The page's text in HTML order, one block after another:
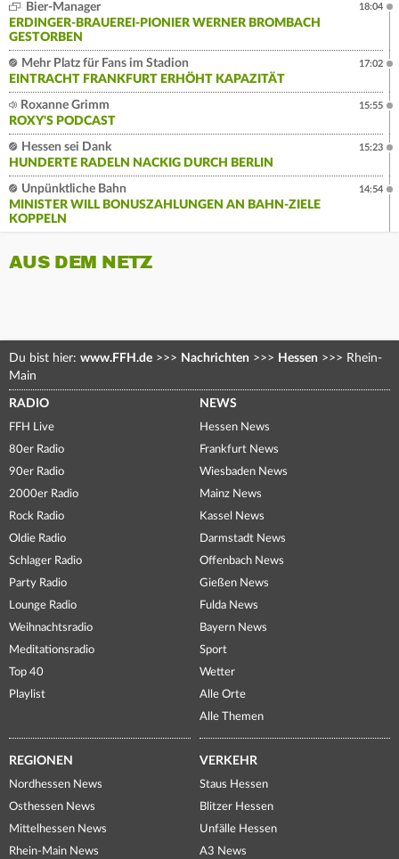
Bier-Manager
ERDINGER-BRAUEREI-PIONIER WERNER BROMBACH
GESTORBEN
18:04
Mehr Platz für Fans im Stadion
EINTRACHT FRANKFURT ERHÖHT KAPAZITÄT
17:02
Roxanne Grimm
ROXY'S PODCAST
15:55
Hessen sei Dank
HUNDERTE RADELN NACKIG DURCH BERLIN
15:23
Unpünktliche Bahn
MINISTER WILL BONUSZAHLUNGEN AN BAHN-ZIELE
KOPPELN
14:54
AUS DEM NETZ
Du bist hier: www.FFH.de >>> Nachrichten >>> Hessen >>> Rhein-
Main
RADIO
FFH Live
80er Radio
90er Radio
2000er Radio
Rock Radio
Oldie Radio
Schlager Radio
Party Radio
Lounge Radio
Weihnachtsradio
Meditationsradio
Top 40
Playlist
NEWS
Hessen News
Frankfurt News
Wiesbaden News
Mainz News
Kassel News
Darmstadt News
Offenbach News
Gießen News
Fulda News
Bayern News
Sport
Wetter
Alle Orte
Alle Themen
REGIONEN
Nordhessen News
Osthessen News
Mittelhessen News
Rhein-Main News
VERKEHR
Staus Hessen
Blitzer Hessen
Unfälle Hessen
A3 News